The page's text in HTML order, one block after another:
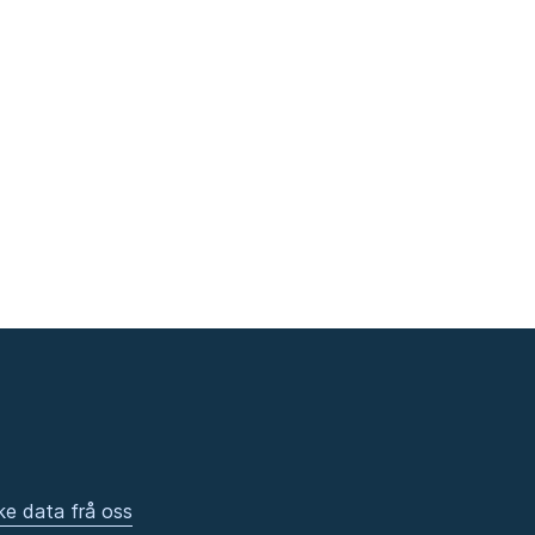
data frå oss